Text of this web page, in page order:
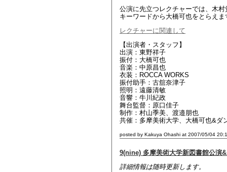
公演に先立つレクチャーでは、木
キーワードから大橋可也をとらえま
レクチャーに関連して
【出演者・スタッフ】
出演：東野祥子
振付：大橋可也
音楽：中原昌也
衣装：ROCCA WORKS
振付助手：古舘奈津子
照明：遠藤清敏
音響：牛川紀政
舞台監督：原口佳子
制作：村山季美、渡邉朋也
共催：多摩美術大学、大橋可也&ダ
posted by Kakuya Ohashi at 2007/05/04
9(nine) 多摩美術大学新図書館公演
詳細情報は随時更新します。